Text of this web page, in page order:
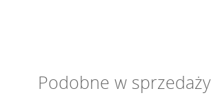
Podobne w sprzedaży